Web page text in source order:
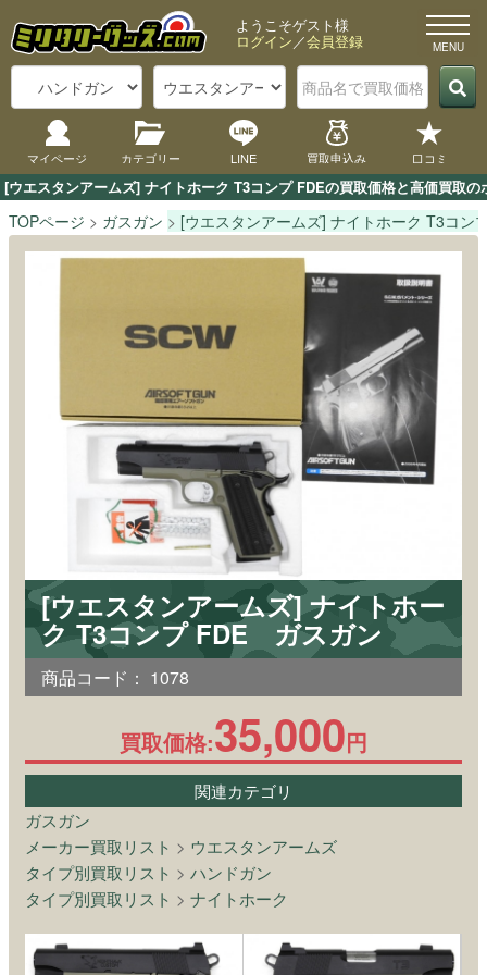
[ウエスタンアームズ] ナイトホーク T3コンプ FDEの買取価格と高価買取
ようこそゲスト様
ログイン／会員登録
マイページ カテゴリー LINE 買取申込み 口コミ
TOPページ ガスガン [ウエスタンアームズ] ナイトホーク T3コン
[ウエスタンアームズ] ナイトホー
ク T3コンプ FDE ガスガン
商品コード： 1078
買取価格:35,000円
関連カテゴリ
ガスガン
メーカー買取リスト > ウエスタンアームズ
タイプ別買取リスト > ハンドガン
タイプ別買取リスト > ナイトホーク